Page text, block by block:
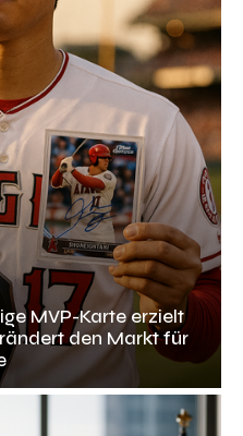
MVP-Karte erzielt
den Markt für